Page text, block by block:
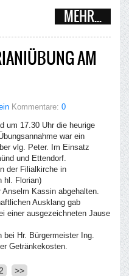
MEHR...
AM
Kommentare: 0
um 17.30 Uhr die heurige
war ein
vlg. Peter. Im Einsatz
und Ettendorf.
der Filialkirche in
hl. Florian)
Kassin abgehalten.
Ausklang gab
einer ausgezeichneten Jause
bei Hr. Bürgermeister Ing.
Getränkekosten.
2
>>